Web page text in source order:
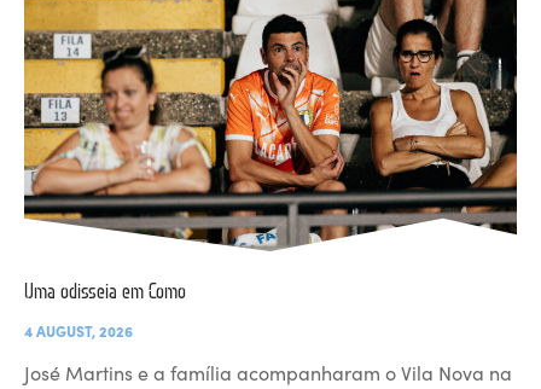
Uma odisseia em Como
4 AUGUST, 2026
José Martins e a família acompanharam o Vila Nova na